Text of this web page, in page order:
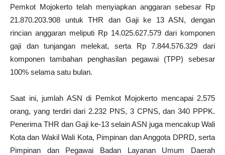
Pemkot Mojokerto telah menyiapkan anggaran sebesar Rp
21.870.203.908 untuk THR dan Gaji ke 13 ASN, dengan
rincian anggaran meliputi Rp 14.025.627.579 dari komponen
gaji dan tunjangan melekat, serta Rp 7.844.576.329 dari
komponen tambahan penghasilan pegawai (TPP) sebesar
100% selama satu bulan.
Saat ini, jumlah ASN di Pemkot Mojokerto mencapai 2.575
orang, yang terdiri dari 2.232 PNS, 3 CPNS, dan 340 PPPK.
Penerima THR dan Gaji ke-13 selain ASN juga mencakup Wali
Kota dan Wakil Wali Kota, Pimpinan dan Anggota DPRD, serta
Pimpinan dan Pegawai Badan Layanan Umum Daerah